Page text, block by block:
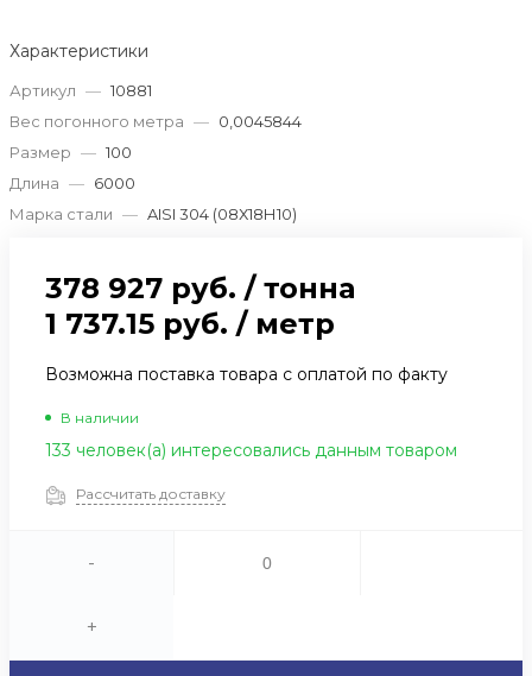
Характеристики
Артикул — 10881
Вес погонного метра — 0,0045844
Размер — 100
Длина — 6000
Марка стали — AISI 304 (08Х18Н10)
378 927 руб. / тонна
1 737.15 руб. / метр
Возможна поставка товара с оплатой по факту
В наличии
133 человек(а) интересовались данным товаром
Рассчитать доставку
-
+